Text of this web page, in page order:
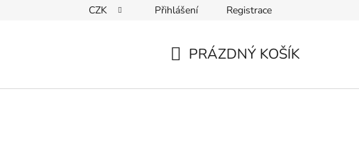
CZK Přihlášení Registrace
PRÁZDNÝ KOŠÍK